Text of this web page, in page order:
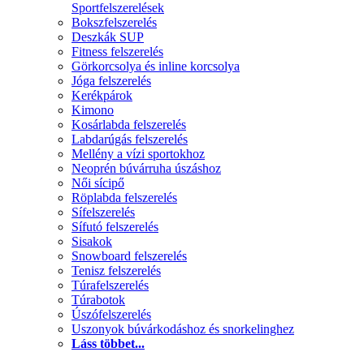
Sportfelszerelések
Bokszfelszerelés
Deszkák SUP
Fitness felszerelés
Görkorcsolya és inline korcsolya
Jóga felszerelés
Kerékpárok
Kimono
Kosárlabda felszerelés
Labdarúgás felszerelés
Mellény a vízi sportokhoz
Neoprén búvárruha úszáshoz
Női sícipő
Röplabda felszerelés
Sífelszerelés
Sífutó felszerelés
Sisakok
Snowboard felszerelés
Tenisz felszerelés
Túrafelszerelés
Túrabotok
Úszófelszerelés
Uszonyok búvárkodáshoz és snorkelinghez
Láss többet...